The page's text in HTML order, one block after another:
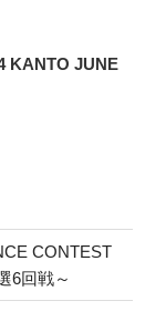
KANTO JUNE
CONTEST
6回戦～